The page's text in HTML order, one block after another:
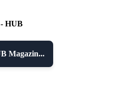
HUB
Magazin...